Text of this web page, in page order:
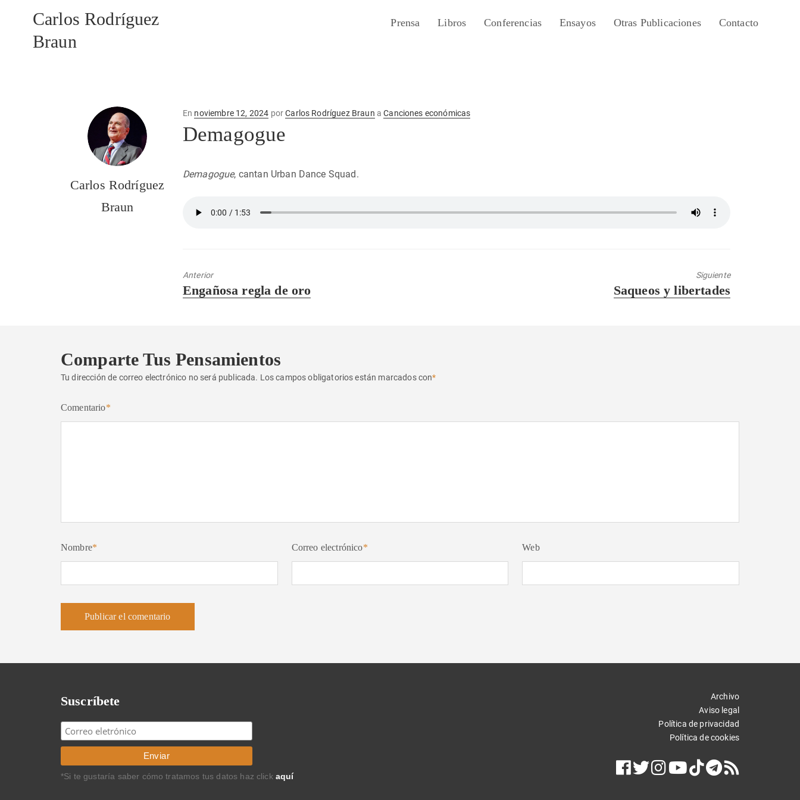
Carlos Rodríguez
Braun
Prensa Libros Conferencias Ensayos Otras Publicaciones Contacto
Carlos Rodríguez
Braun
En Publicado
en
noviembre 12, 2024 porCarlos Rodríguez Braun aCanciones económicas
Demagogue
Demagogue, cantan Urban Dance Squad.
Anterior
Entrada
Engañosa regla de oro
Siguiente
Entrada
Saqueos y libertades
Comparte Tus Pensamientos
Tu dirección de correo electrónico no será publicada. Los campos obligatorios están marcados con*
Comentario*
Nombre* Correo electrónico* Web
Suscríbete
*Si te gustaría saber cómo tratamos tus datos haz click aquí
Archivo
Aviso legal
Política de privacidad
Política de cookies